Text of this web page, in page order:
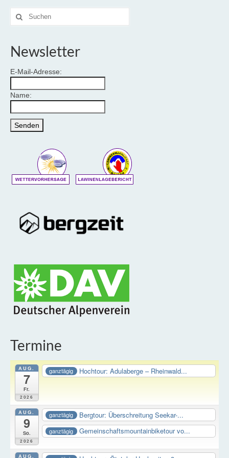
Suche
nach:
Newsletter
E-Mail-Adresse:
Name:
Termine
AUG.
7
Fr.
2026
ganztägig Hochtour: Adulaberge – Rheinwald...
AUG.
9
So.
2026
ganztägig Bergtour: Überschreitung Seekar-...
ganztägig Gemeinschaftsmountainbiketour vo...
AUG.